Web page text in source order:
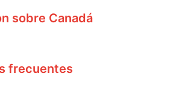
sobre Canadá
frecuentes